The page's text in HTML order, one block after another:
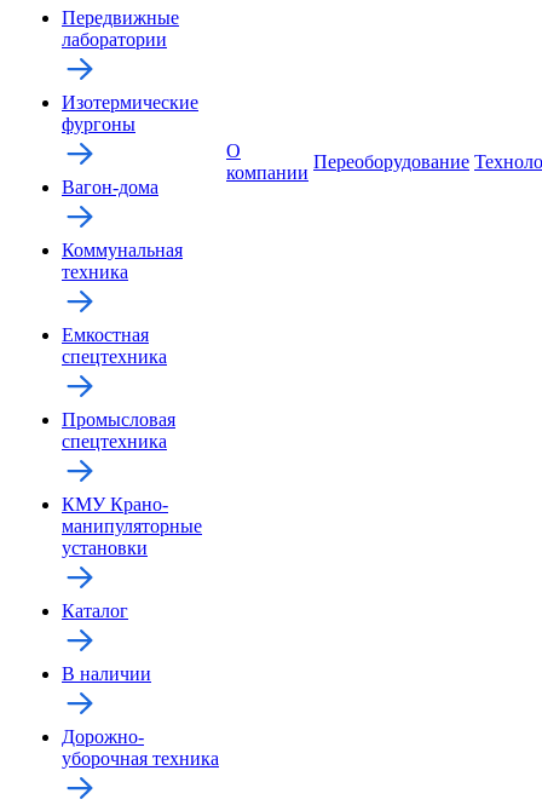
Передвижные
лаборатории
Изотермические
фургоны
Вагон-дома
Коммунальная
техника
Емкостная
спецтехника
Промысловая
спецтехника
КМУ Крано-
манипуляторные
установки
Каталог
В наличии
Дорожно-
уборочная техника
О
компании
Переоборудование